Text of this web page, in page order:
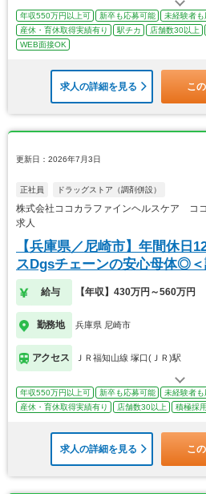
年収550万円以上可 新卒も応募可能 未経験者
産休・育休取得実績有り
駅チカ 店舗数30以上
WEB面接OK
求人の詳細を見る こ
更新日：2026年7月3日
正社員 ドラッグストア（調剤併設）
株式会社ココカラファインヘルスケア コ
求人
【兵庫県／尼崎市】年間休日
スDgsチェーンの安心母体◎＜
給与 【年収】430万円～560万円
勤務地 兵庫県 尼崎市
アクセス ＪＲ福知山線 塚口(ＪＲ)駅
年収550万円以上可 新卒も応募可能 未経験者
産休・育休取得実績有り
店舗数30以上 積極採
求人の詳細を見る こ